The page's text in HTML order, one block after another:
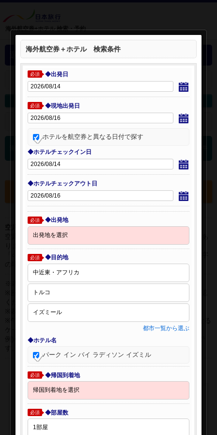
海外航空券+ホテル 検索・予約
選択中の海外航空券+ホテル
選択中の航空券・ホテルを開く：
海外航空券を変更
検索条件を開く：
海外航空券 検索結果
選択中の航空券・ホテルを確認する
空席表示について：
空席状況は常に変更しますので、現在の空席を保証するものではあ
りません。
「○」は過去24時間以内に十分な空席が確認できた商品です。 数字
の場合は、現時点で座席数が少ない商品です。
※表示金額はオンライン予約時の金額です。
※座席クラスはご利用区間毎に異なる場合があります。必ずご確認
ください。
※表示時間はすべて現地時間・24時間表示です。
※午前0時以降に出発する深夜便について、搭乗日をお間違えになる
例)4月8日00：30出発の場合、搭乗手続きは4月7日22:30が目安で
海外航空券＋ホテル 検索条件
必須 ◆出発日
必須 ◆現地出発日
ホテルを航空券と異なる日付で探す
◆ホテルチェックイン日
◆ホテルチェックアウト日
必須 ◆出発地
必須 ◆目的地
都市一覧から選ぶ
◆ホテル名
パーク イン バイ ラディソン イズミル
必須 ◆帰国到着地
必須 ◆部屋数